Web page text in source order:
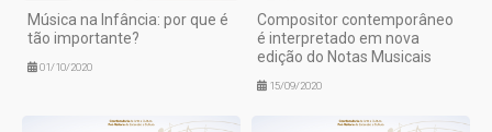
Música na Infância: por que é
tão importante?
01/10/2020
Compositor contemporâneo
é interpretado em nova
edição do Notas Musicais
15/09/2020